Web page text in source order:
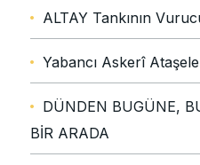
ALTAY Tankının
Yabancı Askerî
DÜNDEN BUGÜNE,
BİR ARADA